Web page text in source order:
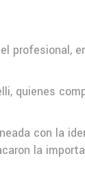
profesional,
quienes
con la
la